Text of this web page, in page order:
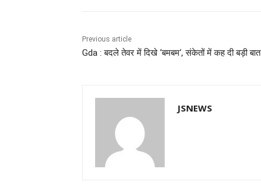
o
o
p
p
er
Previous article
Gda : बदले तेवर में दिखे ‘बमबम‘, संकेतों में कह दी बड़ी बात
JSNEWS